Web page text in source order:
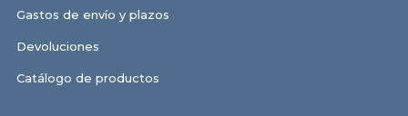
Gastos de envío y plazos
Devoluciones
Catálogo de productos